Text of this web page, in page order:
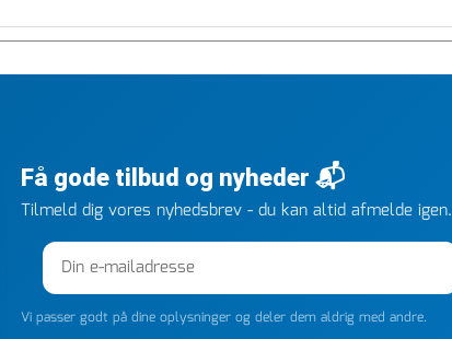
Få gode tilbud og nyheder 📬
Tilmeld dig vores nyhedsbrev - du kan altid afmelde igen.
Vi passer godt på dine oplysninger og deler dem aldrig med andre.